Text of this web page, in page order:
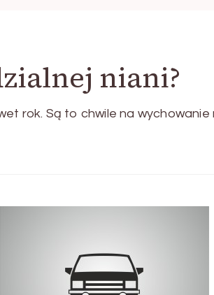
niani?
rok. Są to chwile na wychowanie